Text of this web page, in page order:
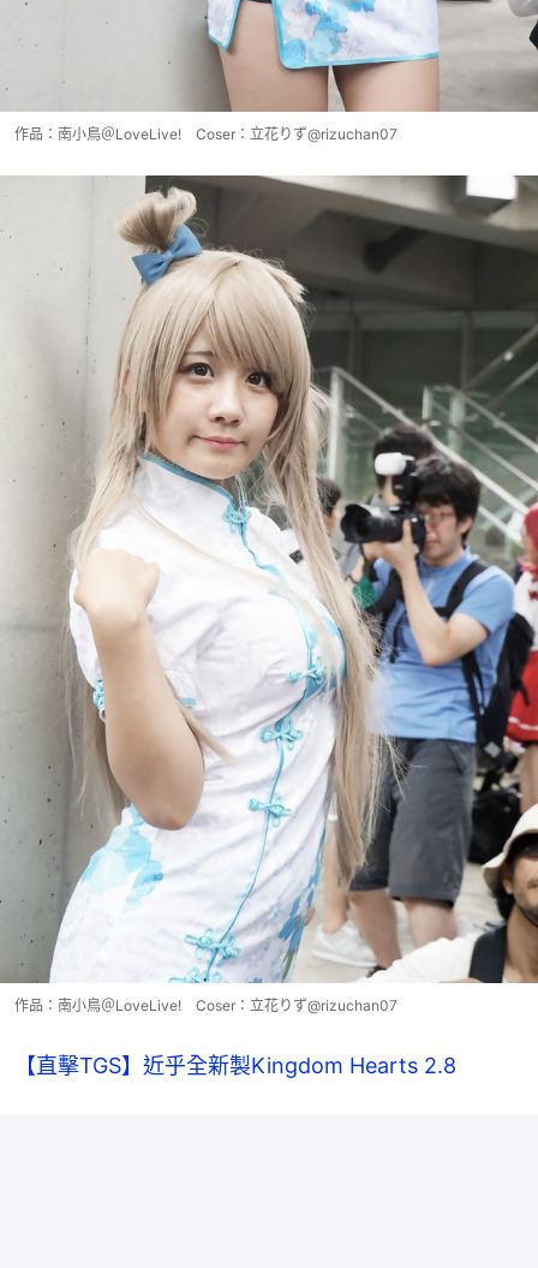
作品：南小鳥＠LoveLive! Coser：立花りず@rizuchan07
作品：南小鳥＠LoveLive! Coser：立花りず@rizuchan07
【直擊TGS】近乎全新製Kingdom Hearts 2.8